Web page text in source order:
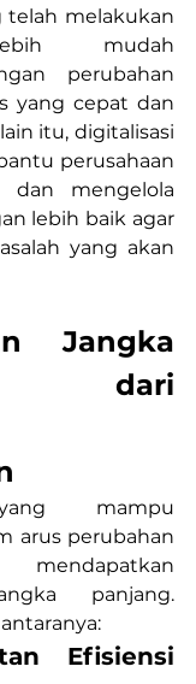
telah melakukan
mudah
perubahan
yang cepat dan
itu, digitalisasi
perusahaan
dan mengelola
lebih baik agar
yang akan
Jangka
dari
mampu
arus perubahan
panjang.
Efisiensi